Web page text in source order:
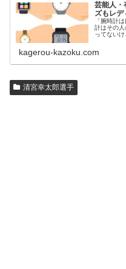
芸能人・
ズもレデ
「腕時計
計はその
ってない
kagerou-kazoku.com
清宮幸太郎選手